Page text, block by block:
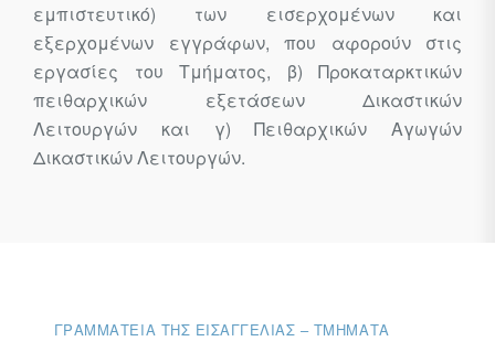
εμπιστευτικό) των εισερχομένων και
εξερχομένων εγγράφων, που αφορούν στις
εργασίες του Τμήματος, β) Προκαταρκτικών
πειθαρχικών εξετάσεων Δικαστικών
Λειτουργών και γ) Πειθαρχικών Αγωγών
Δικαστικών Λειτουργών.
ΓΡΑΜΜΑΤΕΊΑ ΤΗΣ ΕΙΣΑΓΓΕΛΊΑΣ – ΤΜΉΜΑΤΑ